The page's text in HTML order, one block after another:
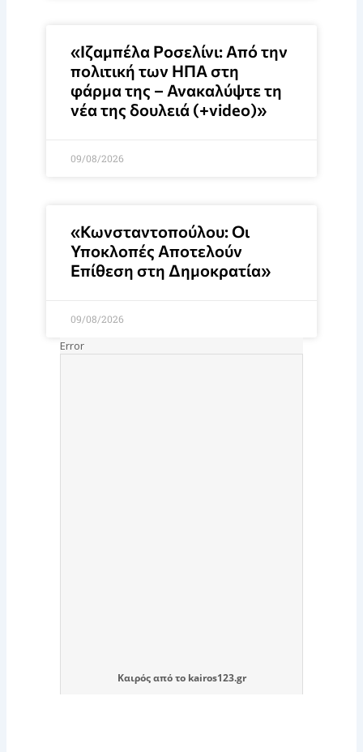
«Ιζαμπέλα Ροσελίνι: Από την
πολιτική των ΗΠΑ στη
φάρμα της – Ανακαλύψτε τη
νέα της δουλειά (+video)»
09/08/2026
«Κωνσταντοπούλου: Οι
Υποκλοπές Αποτελούν
Επίθεση στη Δημοκρατία»
09/08/2026
Καιρόςαπό το kairos123.gr